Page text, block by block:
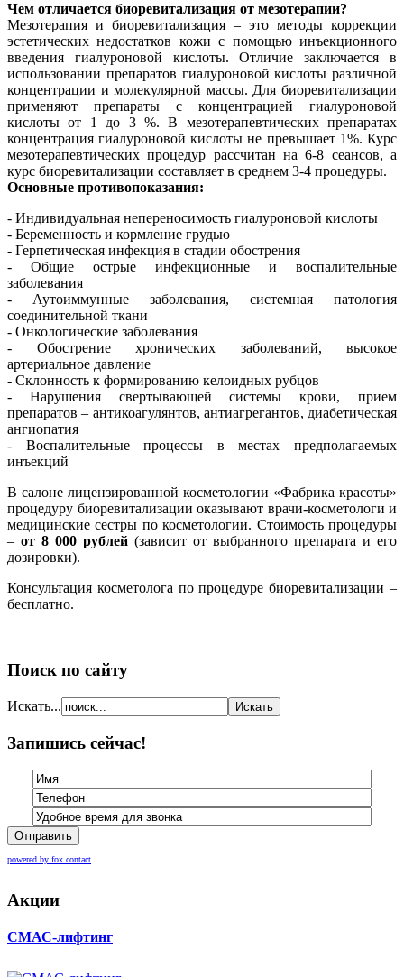
Чем отличается биоревитализация от мезотерапии?
Мезотерапия и биоревитализация – это методы коррекции
эстетических недостатков кожи с помощью инъекционного
введения гиалуроновой кислоты. Отличие заключается в
использовании препаратов гиалуроновой кислоты различной
концентрации и молекулярной массы. Для биоревитализации
применяют препараты с концентрацией гиалуроновой
кислоты от 1 до 3 %. В мезотерапевтических препаратах
концентрация гиалуроновой кислоты не превышает 1%. Курс
мезотерапевтических процедур рассчитан на 6-8 сеансов, а
курс биоревитализации составляет в среднем 3-4 процедуры.
Основные противопоказания:
- Индивидуальная непереносимость гиалуроновой кислоты
- Беременность и кормление грудью
- Герпетическая инфекция в стадии обострения
- Общие острые инфекционные и воспалительные
заболевания
- Аутоиммунные заболевания, системная патология
соединительной ткани
- Онкологические заболевания
- Обострение хронических заболеваний, высокое
артериальное давление
- Склонность к формированию келоидных рубцов
- Нарушения свертывающей системы крови, прием
препаратов – антикоагулянтов, антиагрегантов, диабетическая
ангиопатия
- Воспалительные процессы в местах предполагаемых
инъекций
В салоне лицензированной косметологии «Фабрика красоты»
процедуру биоревитализации оказывают врачи-косметологи и
медицинские сестры по косметологии. Стоимость процедуры
– от 8 000 рублей (зависит от выбранного препарата и его
дозировки).
Консультация косметолога по процедуре биоревитализации –
бесплатно.
Поиск по сайту
Искать...
Запишись сейчас!
Отправить
powered by fox contact
Акции
СМАС-лифтинг